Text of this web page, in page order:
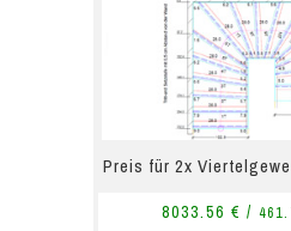
Preis für 2x
8033.56 € /